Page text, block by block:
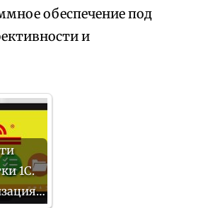
обеспечение под
и
1С.